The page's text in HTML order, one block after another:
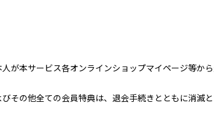
が本サービス各オンラインショップマイページ等か
その他全ての会員特典は、退会手続きとともに消滅と